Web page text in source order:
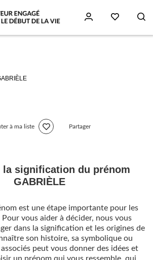
à ma liste Partager
la signification du prénom
GABRIÈLE
est une étape importante pour les
vous aider à décider, nous vous
dans la signification et les origines de
son histoire, sa symbolique ou
peut vous donner des idées et